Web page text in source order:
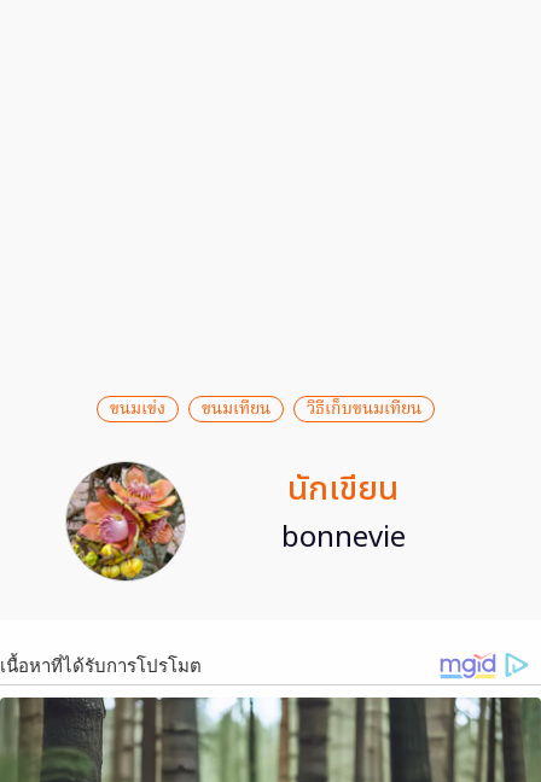
ขนมเข่ง ขนมเทียน วิธีเก็บขนมเทียน
นักเขียน
bonnevie
เนื้อหาที่ได้รับการโปรโมต